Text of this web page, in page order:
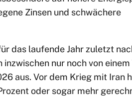
Zinsen und schwächere
das laufende Jahr zuletzt
nur noch von
aus. Vor dem Krieg mit Iran
oder sogar mehr